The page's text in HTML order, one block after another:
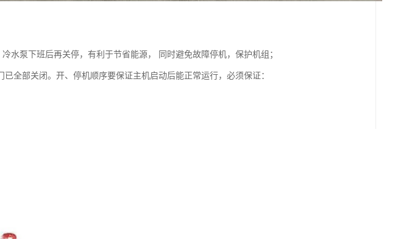
水泵下班后再关停，有利于节省能源， 同时避免故障停机，保护机组；
全部关闭。开、停机顺序要保证主机启动后能正常运行，必须保证：